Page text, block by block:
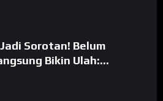
Sorotan! Belum
Bikin Ulah:
Besar